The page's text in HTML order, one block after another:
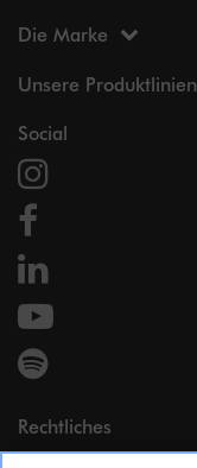
Die Marke
Unsere Produktlinien
Social
Rechtliches
Impressum